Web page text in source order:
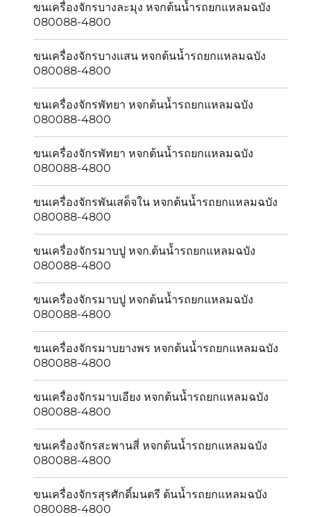
ขนเครื่องจักรบางละมุง หจกต้นน้ำรถยกแหลมฉบัง
080088-4800
ขนเครื่องจักรบางเเสน หจกต้นน้ำรถยกแหลมฉบัง
080088-4800
ขนเครื่องจักรพัทยา หจกต้นน้ำรถยกแหลมฉบัง
080088-4800
ขนเครื่องจักรพัทยา หจกต้นน้ำรถยกแหลมฉบัง
080088-4800
ขนเครื่องจักรพันเสด็จใน หจกต้นน้ำรถยกแหลมฉบัง
080088-4800
ขนเครื่องจักรมาบปู หจก.ต้นน้ำรถยกแหลมฉบัง
080088-4800
ขนเครื่องจักรมาบปู หจกต้นน้ำรถยกแหลมฉบัง
080088-4800
ขนเครื่องจักรมาบยางพร หจกต้นน้ำรถยกแหลมฉบัง
080088-4800
ขนเครื่องจักรมาบเอียง หจกต้นน้ำรถยกแหลมฉบัง
080088-4800
ขนเครื่องจักรสะพานสี่ หจกต้นน้ำรถยกแหลมฉบัง
080088-4800
ขนเครื่องจักรสุรศักดิ์มนตรี ต้นน้ำรถยกแหลมฉบัง
080088-4800